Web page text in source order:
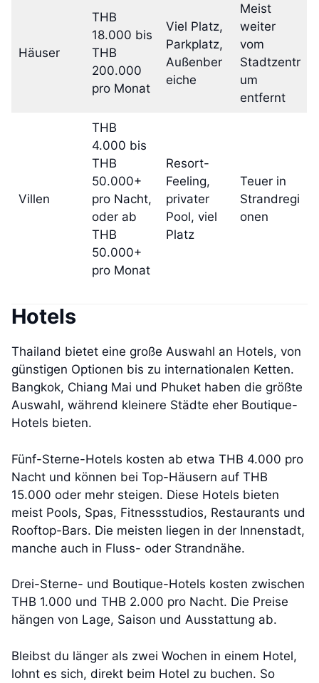
Häuser
THB
18.000 bis
THB
200.000
pro Monat
Viel Platz,
Parkplatz,
Außenber
eiche
Meist
weiter
vom
Stadtzentr
um
entfernt
Villen
THB
4.000 bis
THB
50.000+
pro Nacht,
oder ab
THB
50.000+
pro Monat
Resort-
Feeling,
privater
Pool, viel
Platz
Teuer in
Strandregi
onen
Hotels
Thailand bietet eine große Auswahl an Hotels, von
günstigen Optionen bis zu internationalen Ketten.
Bangkok, Chiang Mai und Phuket haben die größte
Auswahl, während kleinere Städte eher Boutique-
Hotels bieten.
Fünf-Sterne-Hotels kosten ab etwa THB 4.000 pro
Nacht und können bei Top-Häusern auf THB
15.000 oder mehr steigen. Diese Hotels bieten
meist Pools, Spas, Fitnessstudios, Restaurants und
Rooftop-Bars. Die meisten liegen in der Innenstadt,
manche auch in Fluss- oder Strandnähe.
Drei-Sterne- und Boutique-Hotels kosten zwischen
THB 1.000 und THB 2.000 pro Nacht. Die Preise
hängen von Lage, Saison und Ausstattung ab.
Bleibst du länger als zwei Wochen in einem Hotel,
lohnt es sich, direkt beim Hotel zu buchen. So